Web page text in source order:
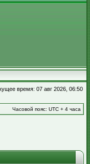
время: 07 авг 2026, 06:50
Часовой пояс: UTC + 4 часа